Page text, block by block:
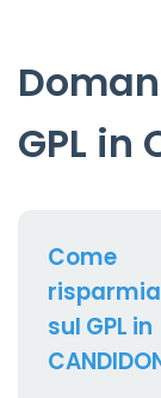
GPL in
Come
sul GPL in